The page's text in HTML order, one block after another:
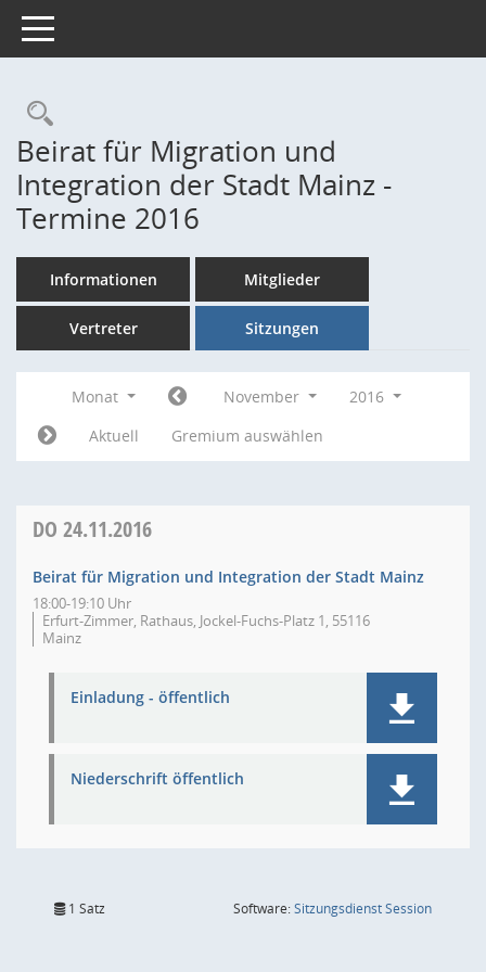
Toggle navigation
Rechercheauswahl
Beirat für Migration und
Integration der Stadt Mainz -
Termine 2016
Informationen Mitglieder
Vertreter Sitzungen
Monat November
2016
Aktuell
Gremium auswählen
DO 24.11.2016
Beirat für Migration und Integration der Stadt Mainz
18:00-19:10 Uhr
Erfurt-Zimmer, Rathaus, Jockel-Fuchs-Platz 1, 55116
Mainz
Einladung - öffentlich
Niederschrift öffentlich
1 Satz Software:SitzungsdienstSession(Wird in